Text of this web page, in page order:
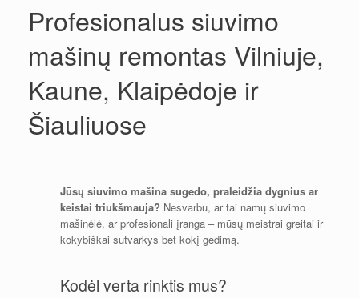
Profesionalus siuvimo
mašinų remontas Vilniuje,
Kaune, Klaipėdoje ir
Šiauliuose
Jūsų siuvimo mašina sugedo, praleidžia dygnius ar
keistai triukšmauja? Nesvarbu, ar tai namų siuvimo
mašinėlė, ar profesionali įranga – mūsų meistrai greitai ir
kokybiškai sutvarkys bet kokį gedimą.
Kodėl verta rinktis mus?